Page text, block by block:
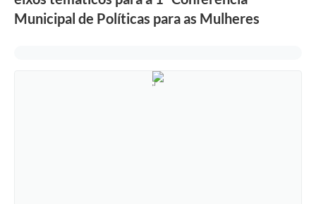
Municipal de Políticas para as Mulheres